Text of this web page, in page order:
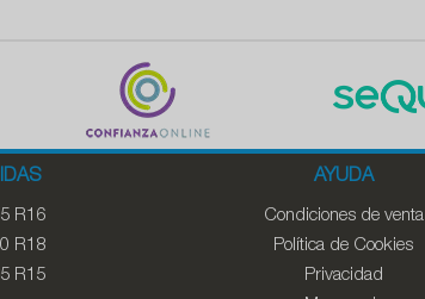
R16
R18
R15
AYUDA
Condiciones de venta
Política de Cookies
Privacidad